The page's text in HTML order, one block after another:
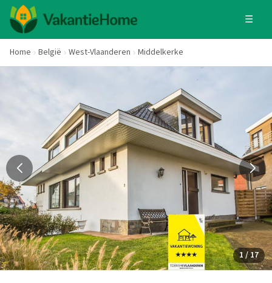
☰
Home België West-Vlaanderen Middelkerke
1 / 17